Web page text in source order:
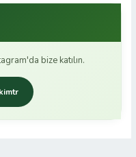
bize katılın.